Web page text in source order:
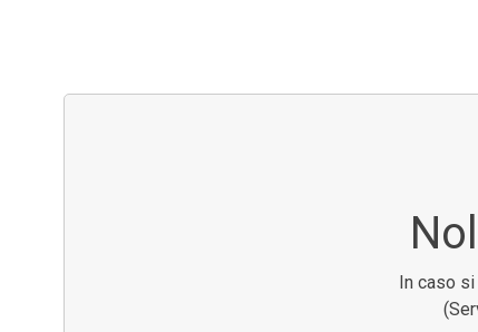
In caso